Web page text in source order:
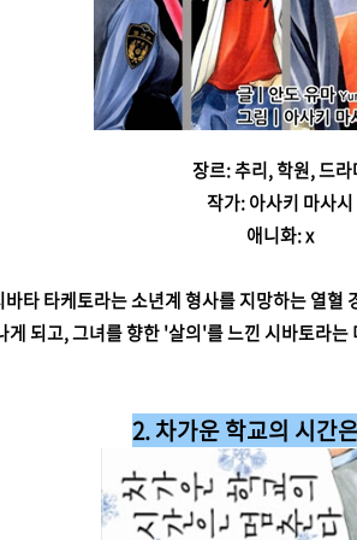
장르: 추리, 학원, 드라
작가: 아사키 마사시
애니화: x
타 타케토라는 소년계 형사를 지망하는 열
게 되고, 그녀를 향한 '살의'를 느낀 시바토라
2. 차가운 학교의 시간